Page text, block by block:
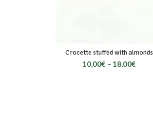
Crocette stuffed with almonds
10,00€ – 18,00€